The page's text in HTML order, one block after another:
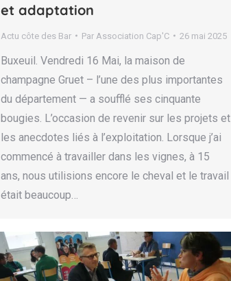
et adaptation
Actu côte des Bar Par Association Cap'C 26 mai 2025
Buxeuil. Vendredi 16 Mai, la maison de
champagne Gruet – l’une des plus importantes
du département — a soufflé ses cinquante
bougies. L’occasion de revenir sur les projets et
les anecdotes liés à l’exploitation. Lorsque j’ai
commencé à travailler dans les vignes, à 15
ans, nous utilisions encore le cheval et le travail
était beaucoup…